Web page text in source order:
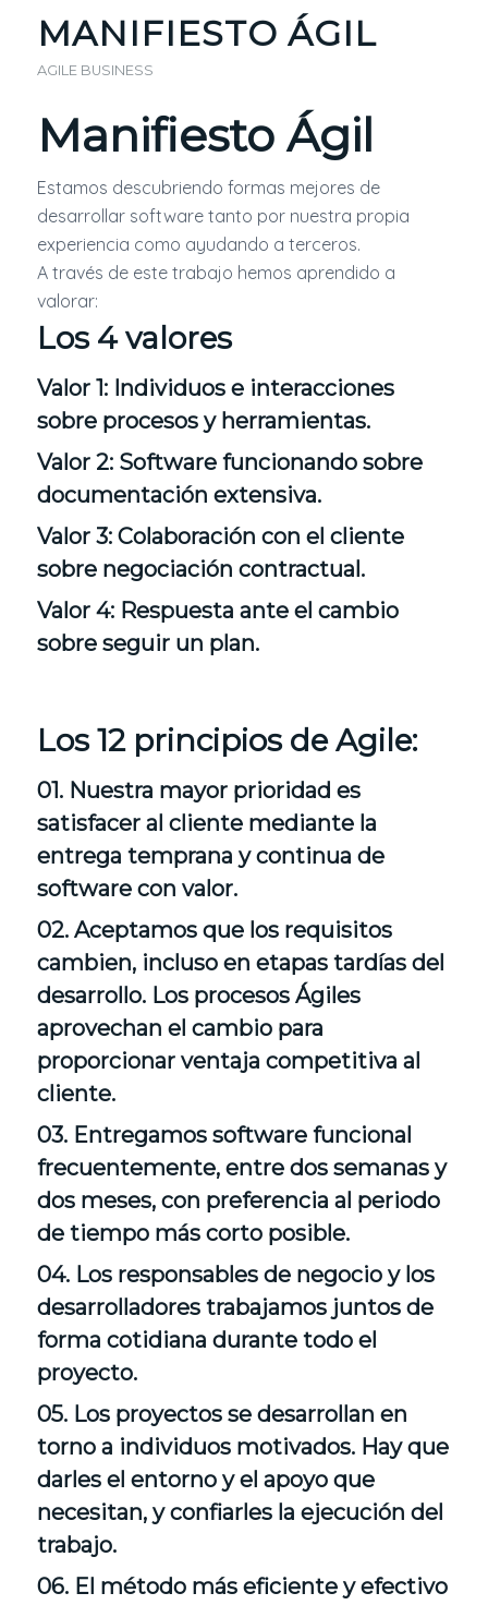
MANIFIESTO ÁGIL
AGILE BUSINESS
Manifiesto Ágil
Estamos descubriendo formas mejores de
desarrollar software tanto por nuestra propia
experiencia como ayudando a terceros.
A través de este trabajo hemos aprendido a
valorar:
Los 4 valores
Valor 1: Individuos e interacciones
sobre procesos y herramientas.
Valor 2: Software funcionando sobre
documentación extensiva.
Valor 3: Colaboración con el cliente
sobre negociación contractual.
Valor 4: Respuesta ante el cambio
sobre seguir un plan.
Los 12 principios de Agile:
01. Nuestra mayor prioridad es
satisfacer al cliente mediante la
entrega temprana y continua de
software con valor.
02. Aceptamos que los requisitos
cambien, incluso en etapas tardías del
desarrollo. Los procesos Ágiles
aprovechan el cambio para
proporcionar ventaja competitiva al
cliente.
03. Entregamos software funcional
frecuentemente, entre dos semanas y
dos meses, con preferencia al periodo
de tiempo más corto posible.
04. Los responsables de negocio y los
desarrolladores trabajamos juntos de
forma cotidiana durante todo el
proyecto.
05. Los proyectos se desarrollan en
torno a individuos motivados. Hay que
darles el entorno y el apoyo que
necesitan, y confiarles la ejecución del
trabajo.
06. El método más eficiente y efectivo